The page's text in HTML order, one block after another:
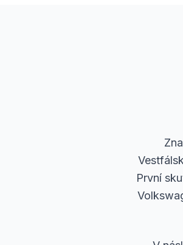
První